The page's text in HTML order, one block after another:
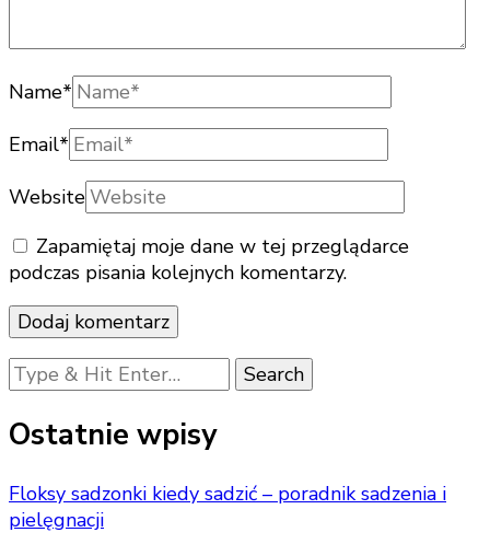
Name*
Email*
Website
Zapamiętaj moje dane w tej przeglądarce
podczas pisania kolejnych komentarzy.
Looking
for
Something?
Ostatnie wpisy
Floksy sadzonki kiedy sadzić – poradnik sadzenia i
pielęgnacji